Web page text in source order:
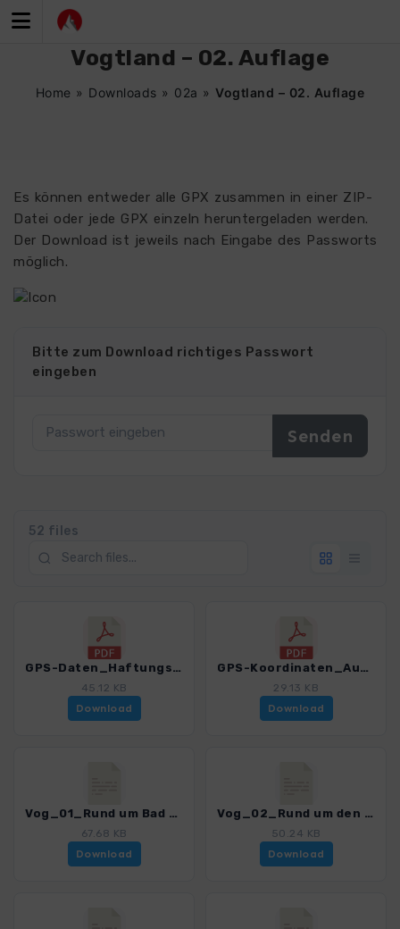
Inhalt
Vogtland – 02. Auflage
Home » Downloads » 02a »Vogtland – 02. Auflage
Es können entweder alle GPX zusammen in einer ZIP-
Datei oder jede GPX einzeln heruntergeladen werden.
Der Download ist jeweils nach Eingabe des Passworts
möglich.
Bitte zum Download richtiges Passwort
eingeben
52 files
GPS-Daten_Haftungsausschluss-Nutzungsbedingungen_WF_Vogtland_4518_2.pdf
45.12 KB
Download
GPS-Koordinaten_Ausgangspunkte_WF_Vogtland_4518_2.pdf
29.13 KB
Download
Vog_01_Rund um Bad Koestritz_4518_2.gpx
67.68 KB
Download
Vog_02_Rund um den Geraer Stadtwald_4518_2.gpx
50.24 KB
Download